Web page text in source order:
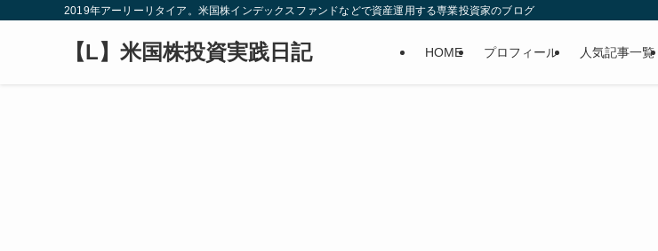
2019年アーリーリタイア。米国株インデックスファンドなどで資産運用する専業投資家のブログ
【L】米国株投資実践日記 HOME プロフィール 人気記事一覧